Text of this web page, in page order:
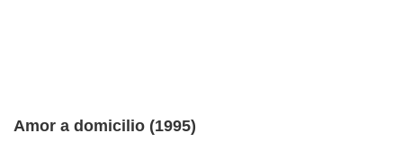
Amor a domicilio (1995)